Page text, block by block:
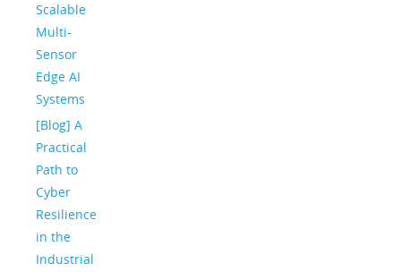
Scalable
Multi-
Sensor
Edge AI
Systems
[Blog] A
Practical
Path to
Cyber
Resilience
in the
Industrial